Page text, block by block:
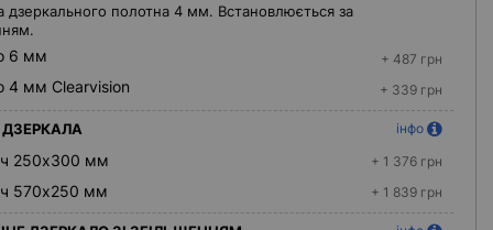
дзеркального полотна 4 мм. Встановлюється за
6 мм + 487 грн
4 мм Clearvision + 339 грн
ДЗЕРКАЛА інфо
250x300 мм + 1 376 грн
570х250 мм + 1 839 грн